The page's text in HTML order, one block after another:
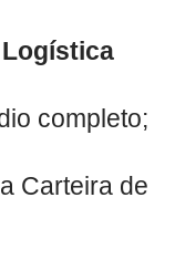
completo;
Carteira de